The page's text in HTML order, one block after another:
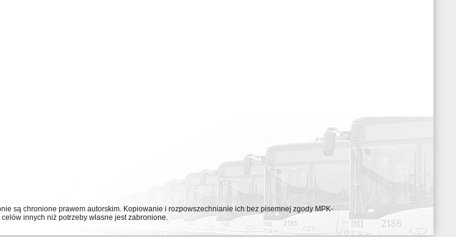
są chronione prawem autorskim. Kopiowanie i rozpowszechnianie ich bez pisemnej zgody MPK-
celów innych niż potrzeby własne jest zabronione.